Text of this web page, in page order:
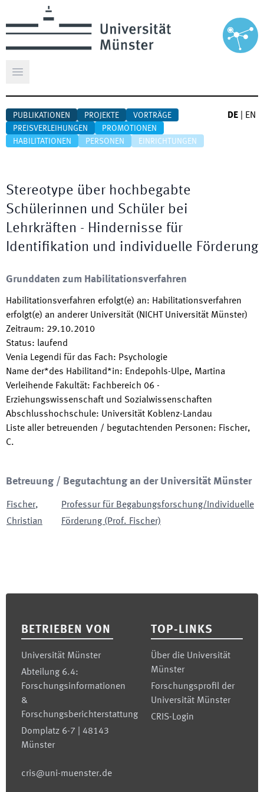
Hauptmenü öffnen
PUBLIKATIONEN PROJEKTE
VORTRÄGE
PREISVERLEIHUNGEN
PROMOTIONEN
HABILITATIONEN
PERSONEN EINRICHTUNGEN
DE EN
Stereotype über hochbegabte
Schülerinnen und Schüler bei
Lehrkräften - Hindernisse für
Identifikation und individuelle Förderung
Grunddaten zum Habilitationsverfahren
Habilitationsverfahren erfolgt(e) an: Habilitationsverfahren
erfolgt(e) an anderer Universität (NICHT Universität Münster)
Zeitraum: 29.10.2010
Status: laufend
Venia Legendi für das Fach: Psychologie
Name der*des Habilitand*in: Endepohls-Ulpe, Martina
Verleihende Fakultät: Fachbereich 06 -
Erziehungswissenschaft und Sozialwissenschaften
Abschlusshochschule: Universität Koblenz-Landau
Liste aller betreuenden / begutachtenden Personen: Fischer,
C.
Betreuung / Begutachtung an der Universität Münster
Fischer,
Christian
Professur für Begabungsforschung/Individuelle
Förderung (Prof. Fischer)
BETRIEBEN VON
Universität Münster
Abteilung 6.4:
Forschungsinformationen
&
Forschungsberichterstattung
Domplatz 6-7 | 48143
Münster
cris@uni-muenster.de
TOP-LINKS
Über die Universität
Münster
Forschungsprofil der
Universität Münster
CRIS-Login